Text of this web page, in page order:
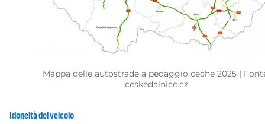
Mappa delle autostrade a pedaggio ceche 2025 |
ceskedalnice.cz
Idoneità del veicolo